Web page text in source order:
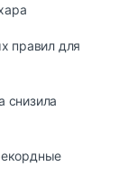
правил для
снизила